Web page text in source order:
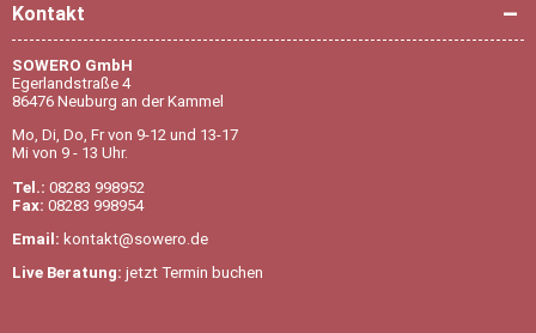
Kontakt
SOWERO GmbH
Egerlandstraße 4
86476 Neuburg an der Kammel
Mo, Di, Do, Fr von 9-12 und 13-17
Mi von 9 - 13 Uhr.
Tel.: 08283 998952
Fax: 08283 998954
Email: kontakt@sowero.de
Live Beratung: jetzt Termin buchen